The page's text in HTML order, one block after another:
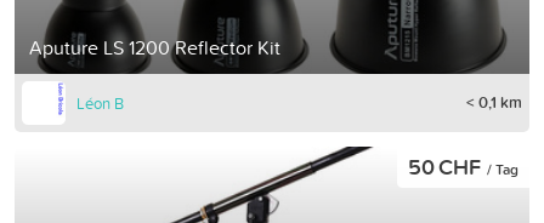
Aputure LS 1200 Reflector Kit
Léon B < 0,1 km
50 CHF / Tag